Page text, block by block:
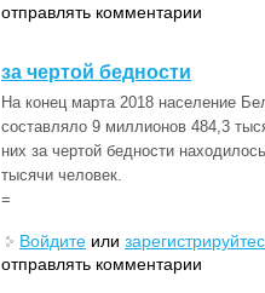
отправлять комментарии
за чертой бедности
На конец марта 2018 население
составляло 9 миллионов 484,3
них за чертой бедности
тысячи человек.
=
Войдите или
отправлять комментарии